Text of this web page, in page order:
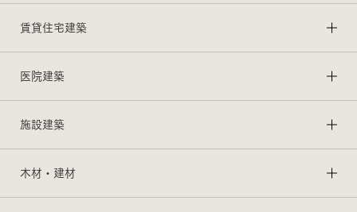
賃貸住宅建築
医院建築
施設建築
木材・建材